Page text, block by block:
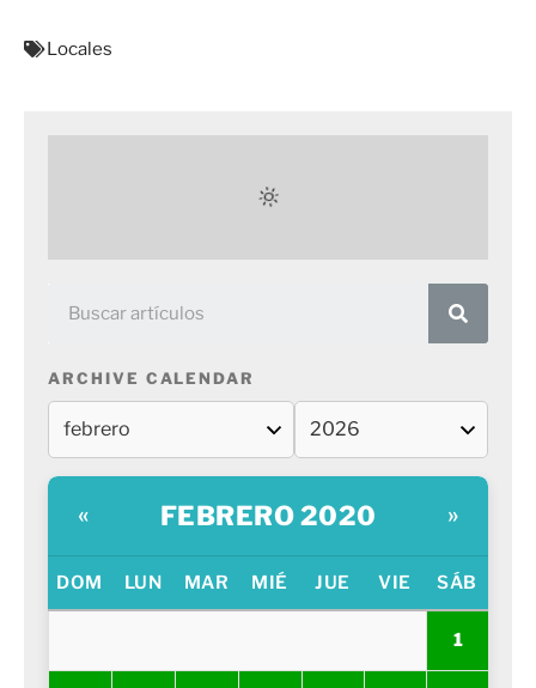
Locales
ARCHIVE CALENDAR
« FEBRERO 2020 »
DOM LUN MAR MIÉ JUE VIE SÁB
1